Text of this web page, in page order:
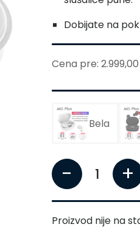
Dobijate na
Cena pre: 2.999,00
Bela
- 1 +
Proizvod nije na